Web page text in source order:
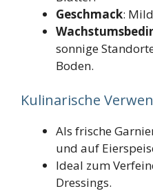
Geschmack:
sonnige
Boden.
Kulinarische
Als frische
und auf
Ideal zum
Dressings.